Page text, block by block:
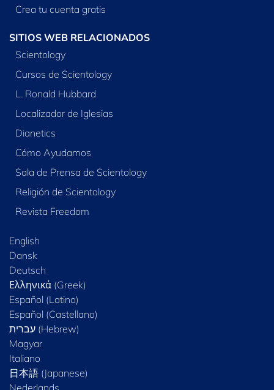
Crea tu cuenta gratis
SITIOS WEB RELACIONADOS
Scientology
Cursos de Scientology
L. Ronald Hubbard
Localizador de Iglesias
Dianetics
Cómo Ayudamos
Sala de Prensa de Scientology
Religión de Scientology
Revista Freedom
English
Dansk
Deutsch
Ελληνικά (Greek)
Español (Latino)
Español (Castellano)
Magyar
Italiano
日本語 (Japanese)